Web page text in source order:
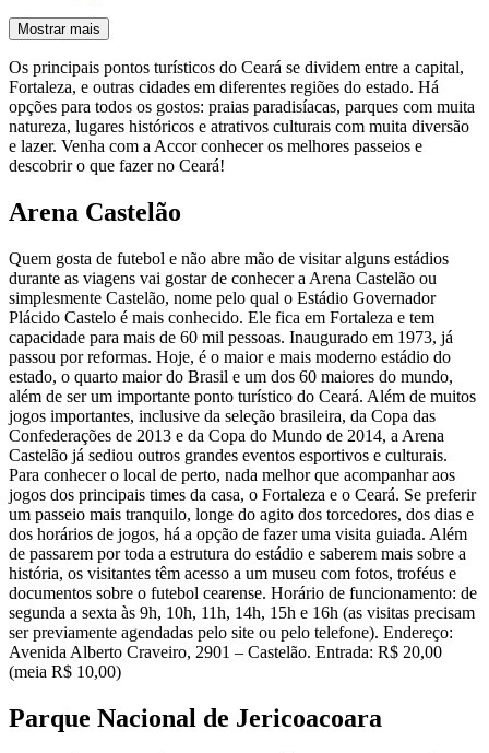
Mostrar mais
Os principais pontos turísticos do Ceará se dividem entre a capital,
Fortaleza, e outras cidades em diferentes regiões do estado. Há
opções para todos os gostos: praias paradisíacas, parques com muita
natureza, lugares históricos e atrativos culturais com muita diversão
e lazer. Venha com a Accor conhecer os melhores passeios e
descobrir o que fazer no Ceará!
Arena Castelão
Quem gosta de futebol e não abre mão de visitar alguns estádios
durante as viagens vai gostar de conhecer a Arena Castelão ou
simplesmente Castelão, nome pelo qual o Estádio Governador
Plácido Castelo é mais conhecido. Ele fica em Fortaleza e tem
capacidade para mais de 60 mil pessoas. Inaugurado em 1973, já
passou por reformas. Hoje, é o maior e mais moderno estádio do
estado, o quarto maior do Brasil e um dos 60 maiores do mundo,
além de ser um importante ponto turístico do Ceará. Além de muitos
jogos importantes, inclusive da seleção brasileira, da Copa das
Confederações de 2013 e da Copa do Mundo de 2014, a Arena
Castelão já sediou outros grandes eventos esportivos e culturais.
Para conhecer o local de perto, nada melhor que acompanhar aos
jogos dos principais times da casa, o Fortaleza e o Ceará. Se preferir
um passeio mais tranquilo, longe do agito dos torcedores, dos dias e
dos horários de jogos, há a opção de fazer uma visita guiada. Além
de passarem por toda a estrutura do estádio e saberem mais sobre a
história, os visitantes têm acesso a um museu com fotos, troféus e
documentos sobre o futebol cearense. Horário de funcionamento: de
segunda a sexta às 9h, 10h, 11h, 14h, 15h e 16h (as visitas precisam
ser previamente agendadas pelo site ou pelo telefone). Endereço:
Avenida Alberto Craveiro, 2901 – Castelão. Entrada: R$ 20,00
(meia R$ 10,00)
Parque Nacional de Jericoacoara